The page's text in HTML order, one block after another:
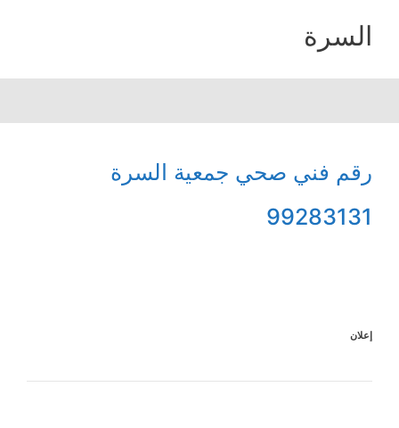
السرة
رقم فني صحي جمعية السرة
99283131
إعلان